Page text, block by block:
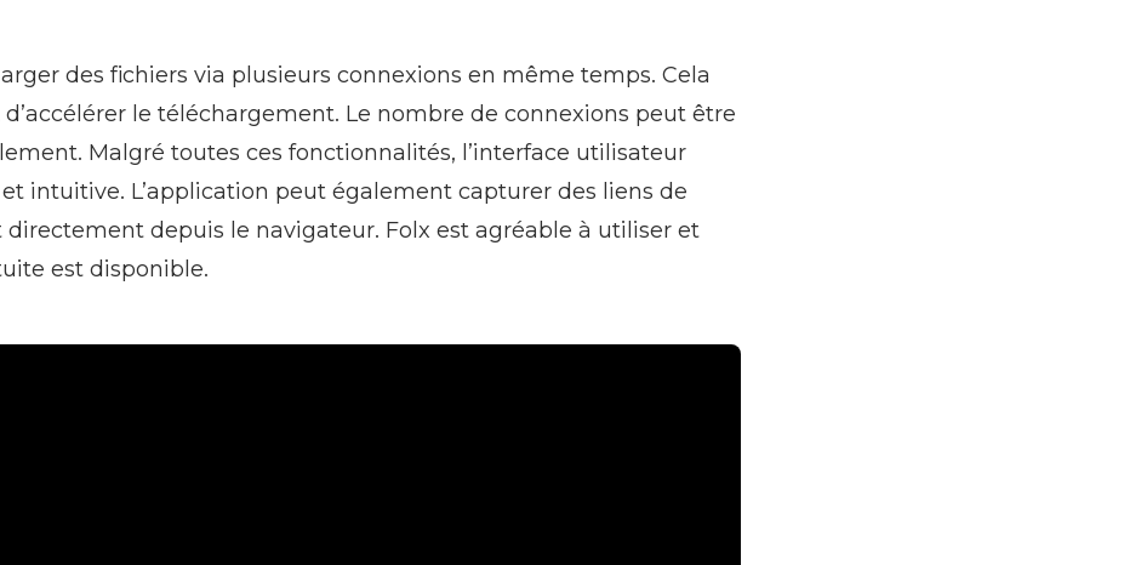
des fichiers via plusieurs connexions en même temps. Cela
le téléchargement. Le nombre de connexions peut être
Malgré toutes ces fonctionnalités, l’interface utilisateur
intuitive. L’application peut également capturer des liens de
depuis le navigateur. Folx est agréable à utiliser et
est disponible.